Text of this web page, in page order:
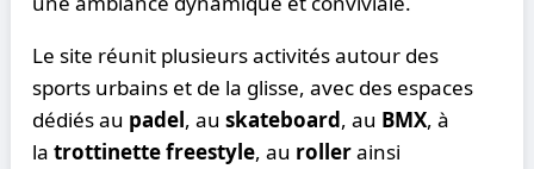
Le site réunit plusieurs activités autour des
sports urbains et de la glisse, avec des espaces
dédiés au padel, auskateboard, au BMX, à
latrottinette freestyle, au rollerainsi